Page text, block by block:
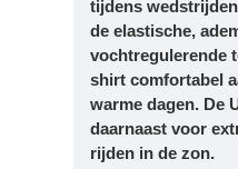
tijdens
de elastische,
vochtregulerende
shirt comfortabel
warme dagen. De
daarnaast voor
rijden in de zon.